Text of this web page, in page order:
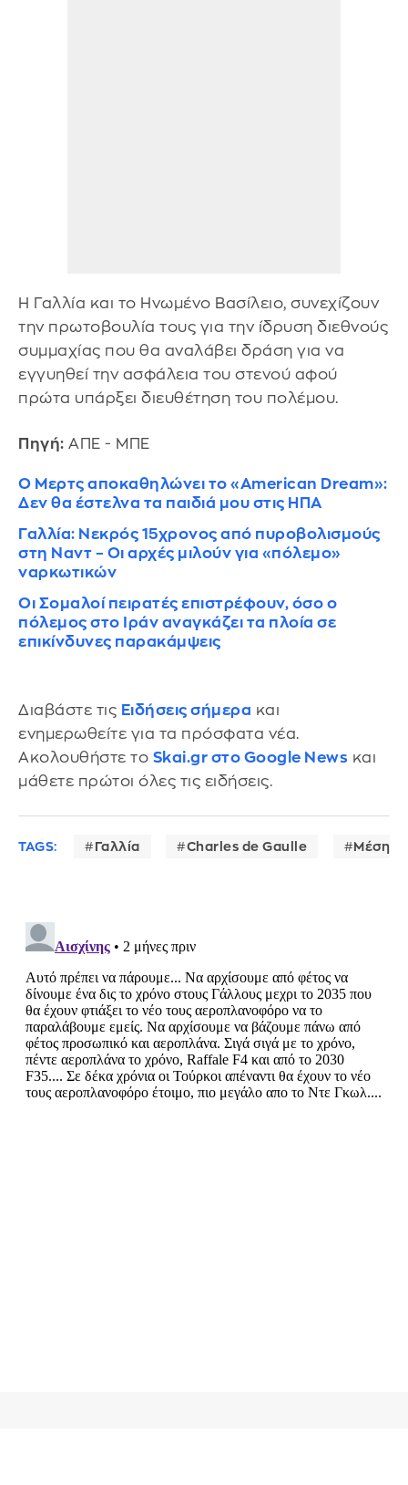
Η Γαλλία και το Ηνωμένο Βασίλειο, συνεχίζουν
την πρωτοβουλία τους για την ίδρυση διεθνούς
συμμαχίας που θα αναλάβει δράση για να
εγγυηθεί την ασφάλεια του στενού αφού
πρώτα υπάρξει διευθέτηση του πολέμου.
Πηγή: ΑΠΕ - ΜΠΕ
O Μερτς αποκαθηλώνει το «American Dream»:
Δεν θα έστελνα τα παιδιά μου στις ΗΠΑ
Γαλλία: Νεκρός 15χρονος από πυροβολισμούς
στη Ναντ – Οι αρχές μιλούν για «πόλεμο»
ναρκωτικών
Οι Σομαλοί πειρατές επιστρέφουν, όσο ο
πόλεμος στο Ιράν αναγκάζει τα πλοία σε
επικίνδυνες παρακάμψεις
Διαβάστε τις Ειδήσεις σήμερα και
ενημερωθείτε για τα πρόσφατα νέα.
Ακολουθήστε το Skai.gr στο Google News και
μάθετε πρώτοι όλες τις ειδήσεις.
TAGS: Γαλλία Charles de Gaulle Μέση